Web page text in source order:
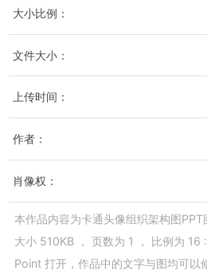
大小比例：
文件大小：
上传时间：
作者：
肖像权：
本作品内容为卡通头像组织架构图PPT
大小 510KB， 页数为 1 ， 比例为 16
Point 打开，作品中的文字与图均可以